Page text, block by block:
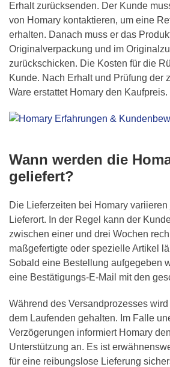
Erhalt zurücksenden. Der Kunde
von Homary kontaktieren, um eine
erhalten. Danach muss er das
Originalverpackung und im
zurückschicken. Die Kosten für die
Kunde. Nach Erhalt und Prüfung der
Ware erstattet Homary den Kaufpreis.
Wann werden die
geliefert?
Die Lieferzeiten bei Homary
Lieferort. In der Regel kann der
zwischen einer und drei Wochen
maßgefertigte oder spezielle Artikel
Sobald eine Bestellung aufgegeben
eine Bestätigungs-E-Mail mit den
Während des Versandprozesses
dem Laufenden gehalten. Im Falle
Verzögerungen informiert Homary
Unterstützung an. Es ist
für eine reibungslose Lieferung